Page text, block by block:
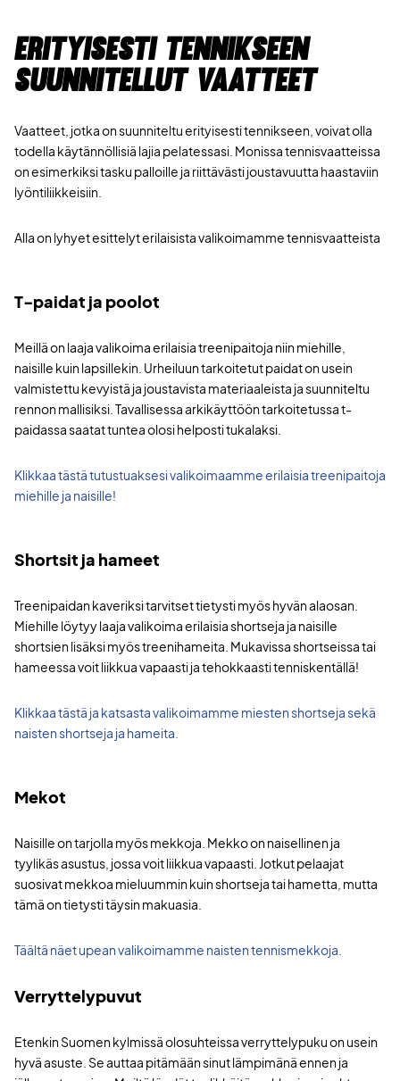
Erityisesti tennikseen
suunnitellut vaatteet
Vaatteet, jotka on suunniteltu erityisesti tennikseen, voivat olla
todella käytännöllisiä lajia pelatessasi. Monissa tennisvaatteissa
on esimerkiksi tasku palloille ja riittävästi joustavuutta haastaviin
lyöntiliikkeisiin.
Alla on lyhyet esittelyt erilaisista valikoimamme tennisvaatteista
T-paidat ja poolot
Meillä on laaja valikoima erilaisia treenipaitoja niin miehille,
naisille kuin lapsillekin. Urheiluun tarkoitetut paidat on usein
valmistettu kevyistä ja joustavista materiaaleista ja suunniteltu
rennon mallisiksi. Tavallisessa arkikäyttöön tarkoitetussa t-
paidassa saatat tuntea olosi helposti tukalaksi.
Klikkaa tästä tutustuaksesi valikoimaamme erilaisia treenipaitoja
miehille ja naisille!
Shortsit ja hameet
Treenipaidan kaveriksi tarvitset tietysti myös hyvän alaosan.
Miehille löytyy laaja valikoima erilaisia shortseja ja naisille
shortsien lisäksi myös treenihameita. Mukavissa shortseissa tai
hameessa voit liikkua vapaasti ja tehokkaasti tenniskentällä!
Klikkaa tästä ja katsasta valikoimamme miesten shortseja sekä
naisten shortseja ja hameita.
Mekot
Naisille on tarjolla myös mekkoja. Mekko on naisellinen ja
tyylikäs asustus, jossa voit liikkua vapaasti. Jotkut pelaajat
suosivat mekkoa mieluummin kuin shortseja tai hametta, mutta
tämä on tietysti täysin makuasia.
Täältä näet upean valikoimamme naisten tennismekkoja.
Verryttelypuvut
Etenkin Suomen kylmissä olosuhteissa verryttelypuku on usein
hyvä asuste. Se auttaa pitämään sinut lämpimänä ennen ja